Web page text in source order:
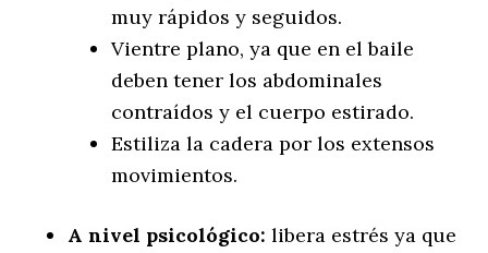
muy rápidos y seguidos.
Vientre plano, ya que en el baile
deben tener los abdominales
contraídos y el cuerpo estirado.
Estiliza la cadera por los extensos
movimientos.
A nivel psicológico: libera estrés ya que